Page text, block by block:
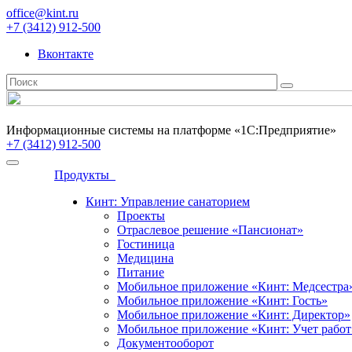
office@kint.ru
+7 (3412) 912-500
Вконтакте
Информационные системы на платформе «1С:Предприятие»
+7 (3412) 912-500
Продукты
Кинт: Управление санаторием
Проекты
Отраслевое решение «Пансионат»
Гостиница
Медицина
Питание
Мобильное приложение «Кинт:
Мобильное приложение «Кинт: Гость»
Мобильное приложение «Кинт: Директор»
Мобильное приложение «Кинт: Учет
Документооборот